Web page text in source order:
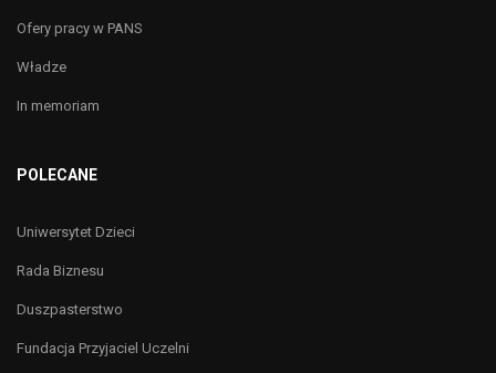
Ofery pracy w PANS
Władze
In memoriam
POLECANE
Uniwersytet Dzieci
Rada Biznesu
Duszpasterstwo
Fundacja Przyjaciel Uczelni